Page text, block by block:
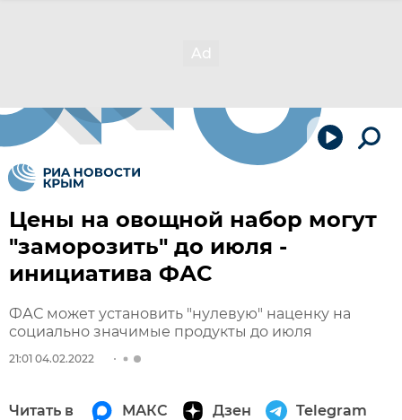
Цены на овощной набор могут
"заморозить" до июля -
инициатива ФАС
ФАС может установить "нулевую" наценку на
социально значимые продукты до июля
21:01 04.02.2022
Читать в МАКС Дзен Telegram